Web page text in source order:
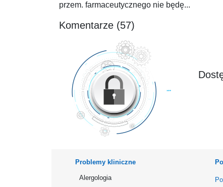
przem. farmaceutycznego nie będę...
Komentarze (57)
Problemy kliniczne
Alergologia